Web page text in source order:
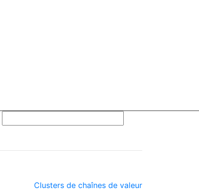
Clusters de chaînes de valeur